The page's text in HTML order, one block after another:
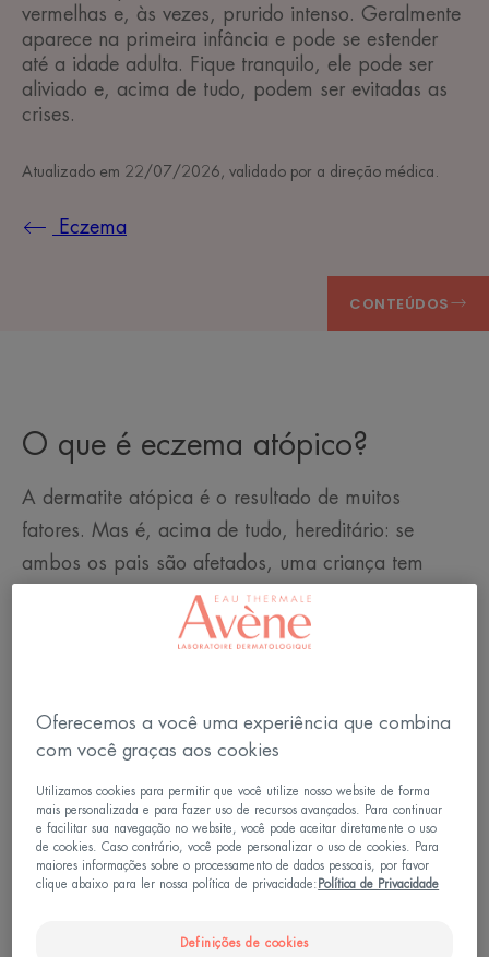
vermelhas e, às vezes, prurido intenso. Geralmente
aparece na primeira infância e pode se estender
até a idade adulta. Fique tranquilo, ele pode ser
aliviado e, acima de tudo, podem ser evitadas as
crises.
Atualizado em 22/07/2026 , validado por a direção médica
Eczema
CONTEÚDOS
O que é eczema atópico?
A dermatite atópica é o resultado de muitos
fatores. Mas é, acima de tudo, hereditário: se
ambos os pais são afetados, uma criança tem
80% de "chances" de desenvolver eczema. Esta
condição atópica impede que a pele cumpra
presentes no ambiente, tais como pólens ou
ácaros.
Diante dessas agressões, mas também por causa
de uma atmosfera muito seca, mal lavada ou um
sabão líquido irritante, o sistema imunológico
inflamação e secreção. Estes são surtos de eczema
Oferecemos a você uma experiência que combina
com você graças aos cookies
Utilizamos cookies para permitir que você utilize nosso website de forma
mais personalizada e para fazer uso de recursos avançados. Para continuar
e facilitar sua navegação no website, você pode aceitar diretamente o uso
de cookies. Caso contrário, você pode personalizar o uso de cookies. Para
maiores informações sobre o processamento de dados pessoais, por favor
clique abaixo para ler nossa política de privacidade: Política de Privacidade
Definições de cookies